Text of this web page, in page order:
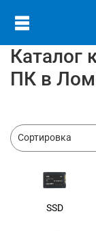
Каталог
ПК в
SSD